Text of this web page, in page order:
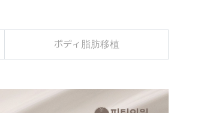
ボディ脂肪移植